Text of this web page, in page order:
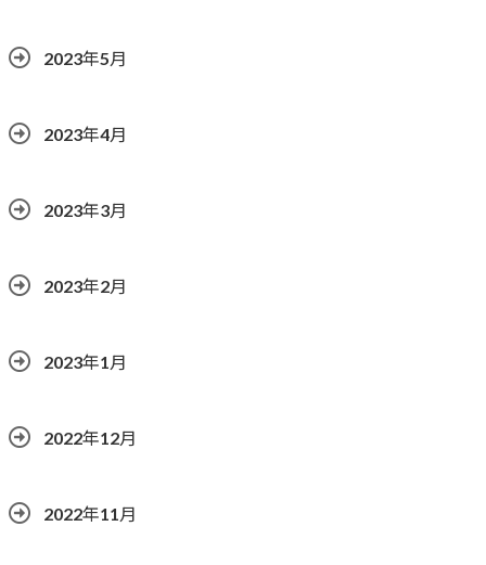
2023年5月
2023年4月
2023年3月
2023年2月
2023年1月
2022年12月
2022年11月